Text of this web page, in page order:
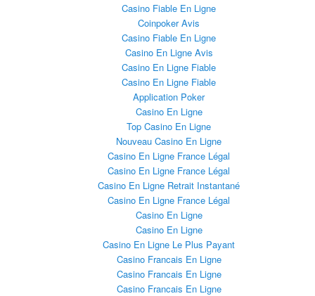
Casino Fiable En Ligne
Coinpoker Avis
Casino Fiable En Ligne
Casino En Ligne Avis
Casino En Ligne Fiable
Casino En Ligne Fiable
Application Poker
Casino En Ligne
Top Casino En Ligne
Nouveau Casino En Ligne
Casino En Ligne France Légal
Casino En Ligne France Légal
Casino En Ligne Retrait Instantané
Casino En Ligne France Légal
Casino En Ligne
Casino En Ligne
Casino En Ligne Le Plus Payant
Casino Francais En Ligne
Casino Francais En Ligne
Casino Francais En Ligne